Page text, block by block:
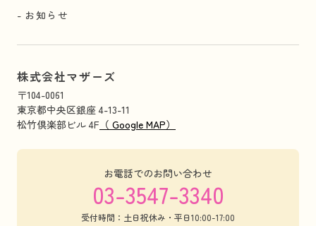
お知らせ
株式会社マザーズ
〒104-0061
東京都中央区銀座 4-13-11
松竹倶楽部ビル 4F （ Google MAP）
お電話でのお問い合わせ
03-3547-3340
受付時間：土日祝休み・平日10:00-17:00